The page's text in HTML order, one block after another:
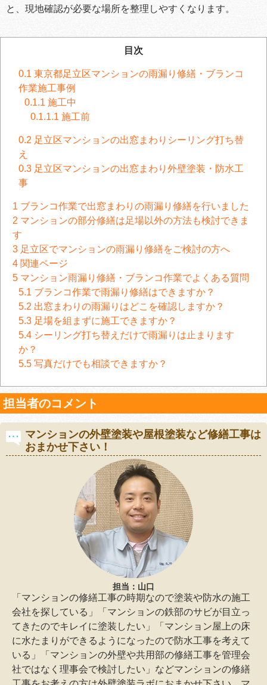
と、現地確認が必要な場所を整理しやすくなります。
目次
0.1 東京都足立区マンションの雨漏り修繕・ブランコ
作業施工事例
0.1.1 施工中
0.1.1.1 施工前
0.2 足立区マンションの出窓まわりシーリング打ち替
え
0.3 足立区マンションの出窓まわり外壁塗装・防水工
事
1 ブランコ作業で出窓まわりの雨漏り修繕を行いました
2 マンションの部分修繕は足場以外の方法も検討できま
す
3 足立区でマンションの雨漏り修繕をご検討の方へ
4 関連ページ
5 マンション雨漏り修繕・ブランコ作業でよくある質問
5.1 ブランコ作業で雨漏り修繕はできますか？
5.2 出窓まわりの雨漏りはどこを確認しますか？
5.3 足場を組まずに施工できますか？
5.4 シーリング打ち替えだけで雨漏りは止まります
か？
5.5 写真だけでも相談できますか？
担当者のコメント
マンションの外壁塗装や屋根塗装など修繕工事は
おまかせ下さい！
担当：山口
「マンションの修繕工事の時期なので塗装や防水の施工
会社を探している」「マンションの鉄部のサビが目立っ
てきたのでキレイに塗装したい」「マンション屋上の床
に水たまりができるようになったので防水工事を考えて
いる」「マンションの外壁や共用部の修繕工事を管理会
社ではなく理事会で検討したい」などマンションの修繕